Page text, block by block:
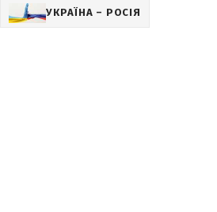
УКРАЇНА – РОСІЯ